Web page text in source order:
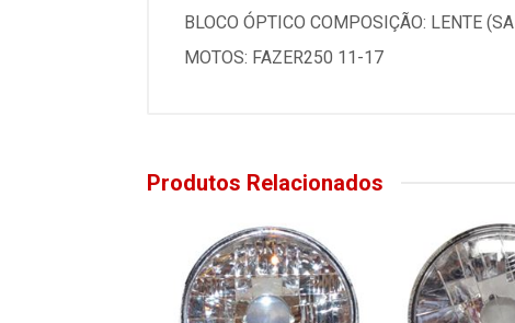
BLOCO ÓPTICO COMPOSIÇÃO: LENTE
MOTOS: FAZER250 11-17
Produtos Relacionados